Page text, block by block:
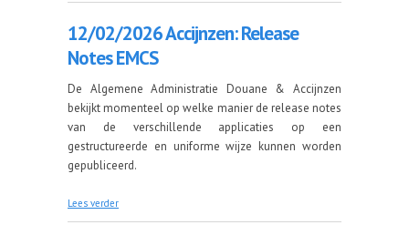
12/02/2026 Accijnzen: Release
Notes EMCS
De Algemene Administratie Douane & Accijnzen
bekijkt momenteel op welke manier de release notes
van de verschillende applicaties op een
gestructureerde en uniforme wijze kunnen worden
gepubliceerd.
Lees verder